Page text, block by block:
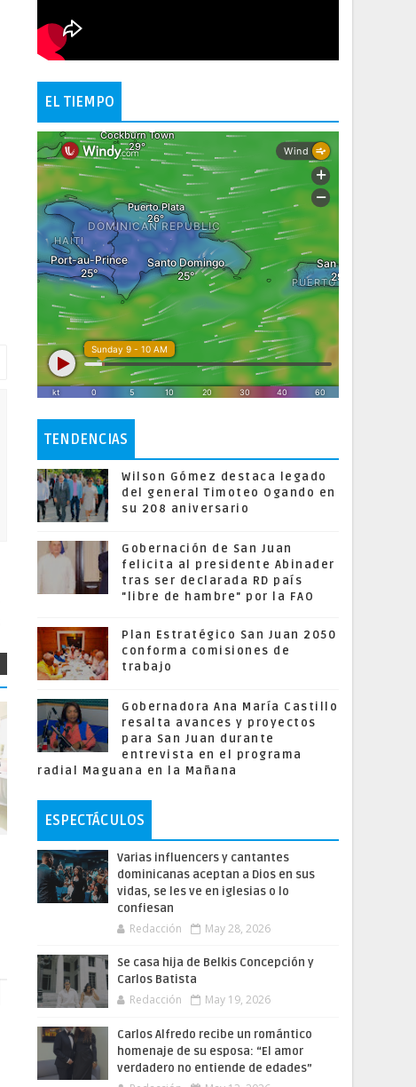
EL TIEMPO
TENDENCIAS
Wilson Gómez destaca legado
del general Timoteo Ogando en
su 208 aniversario
Gobernación de San Juan
felicita al presidente Abinader
tras ser declarada RD país
"libre de hambre" por la FAO
Plan Estratégico San Juan 2050
conforma comisiones de
trabajo
Gobernadora Ana María Castillo
resalta avances y proyectos
para San Juan durante
entrevista en el programa
radial Maguana en la Mañana
ESPECTÁCULOS
Varias influencers y cantantes
dominicanas aceptan a Dios en sus
vidas, se les ve en iglesias o lo
confiesan
Redacción May 28, 2026
Se casa hija de Belkis Concepción y
Carlos Batista
Redacción May 19, 2026
Carlos Alfredo recibe un romántico
homenaje de su esposa: “El amor
verdadero no entiende de edades”